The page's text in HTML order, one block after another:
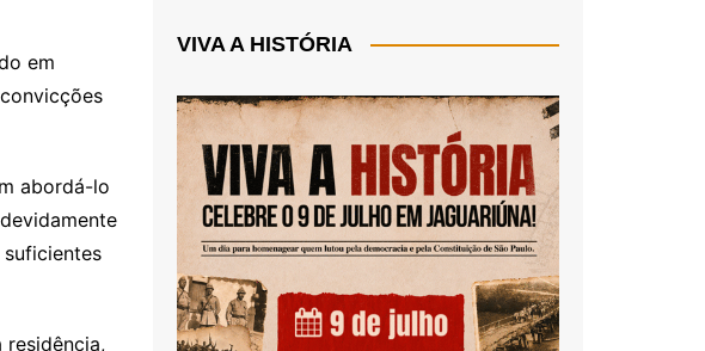
em
abordá-lo
residência,
VIVA A HISTÓRIA